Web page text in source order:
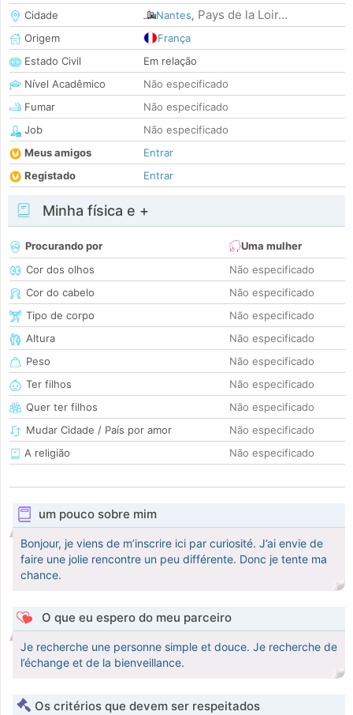
Cidade
Nantes, Pays de la Loir...
Origem
França
Estado Civil
Em relação
Nível Acadêmico
Não especificado
Fumar
Não especificado
Job
Não especificado
Meus amigos
Entrar
Registado
Entrar
Minha física e +
Procurando por
Uma mulher
Cor dos olhos
Não especificado
Cor do cabelo
Não especificado
Tipo de corpo
Não especificado
Altura
Não especificado
Peso
Não especificado
Ter filhos
Não especificado
Quer ter filhos
Não especificado
Mudar Cidade / País por amor
Não especificado
A religião
Não especificado
um pouco sobre mim
Bonjour, je viens de m’inscrire ici par curiosité. J’ai envie de
faire une jolie rencontre un peu différente. Donc je tente ma
chance.
O que eu espero do meu parceiro
Je recherche une personne simple et douce. Je recherche de
l’échange et de la bienveillance.
Os critérios que devem ser respeitados